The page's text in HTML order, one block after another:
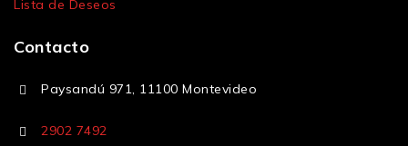
Lista de Deseos
Contacto
Paysandú 971, 11100 Montevideo
2902 7492